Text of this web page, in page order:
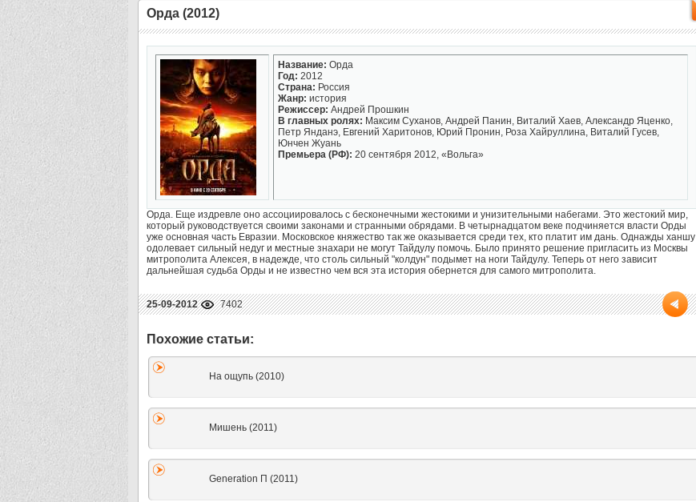
Орда (2012)
Название: Орда
Год: 2012
Страна: Россия
Жанр: история
Режиссер: Андрей Прошкин
В главных ролях: Максим Суханов, Андрей Панин, Виталий Хаев, Александр Яценко,
Петр Янданэ, Евгений Харитонов, Юрий Пронин, Роза Хайруллина, Виталий Гусев,
Юнчен Жуань
Премьера (РФ): 20 сентября 2012, «Вольга»
Орда. Еще издревле оно ассоциировалось с бесконечными жестокими и унизительными набегами. Это жестокий мир,
который руководствуется своими законами и странными обрядами. В четырнадцатом веке подчиняется власти Орды
уже основная часть Евразии. Московское княжество так же оказывается среди тех, кто платит им дань. Однажды ханшу
одолевает сильный недуг и местные знахари не могут Тайдулу помочь. Было принято решение пригласить из Москвы
митрополита Алексея, в надежде, что столь сильный "колдун" подымет на ноги Тайдулу. Теперь от него зависит
дальнейшая судьба Орды и не известно чем вся эта история обернется для самого митрополита.
25-09-2012 7402
На ощупь (2010)
Мишень (2011)
Generation П (2011)